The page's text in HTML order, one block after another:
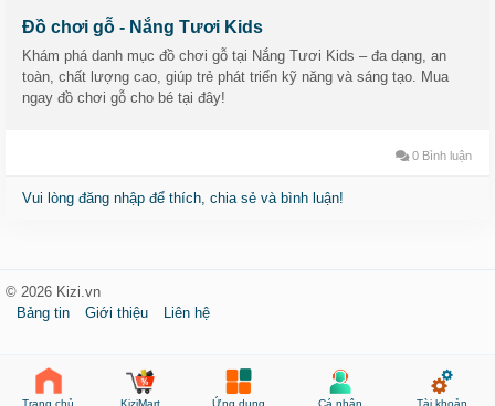
Trang chủ KiziMart Ứng dụng Cá nhân Tài khoản
📌 Khám phá ngay bộ sưu tập đồ chơi gỗ an toàn tại Nắng
Tươi Kids:https://nangtuoikids.com/do-choi-go/
Đồ chơi gỗ - Nắng Tươi Kids
Khám phá danh mục đồ chơi gỗ tại Nắng Tươi Kids – đa dạng, an
toàn, chất lượng cao, giúp trẻ phát triển kỹ năng và sáng tạo. Mua
ngay đồ chơi gỗ cho bé tại đây!
0 Bình luận
Vui lòng đăng nhập để thích, chia sẻ và bình luận!
© 2026 Kizi.vn
Bảng tin
Giới thiệu Liên hệ